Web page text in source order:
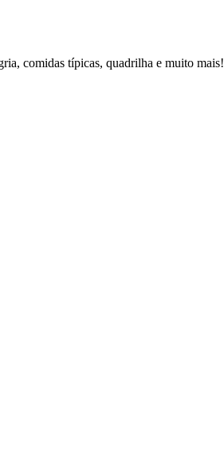
comidas típicas, quadrilha e muito mais!